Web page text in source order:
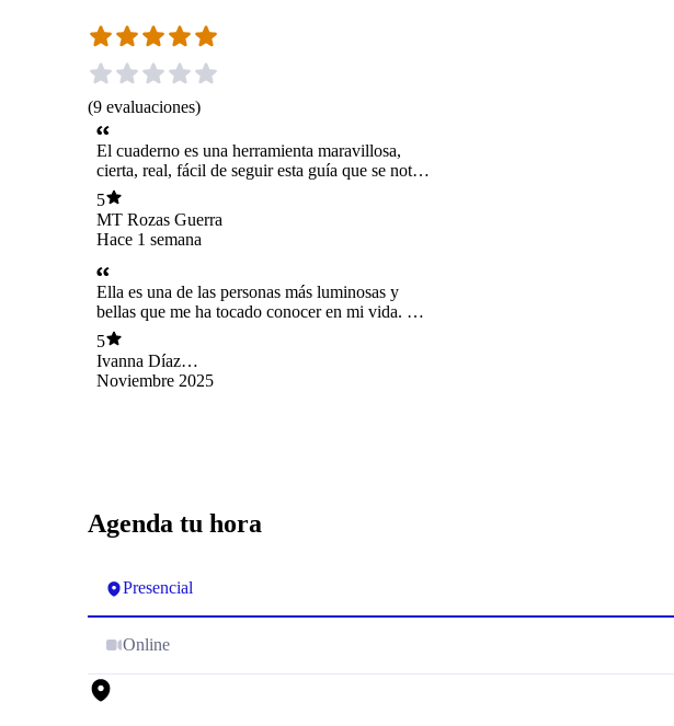
(9 evaluaciones)
El cuaderno es una herramienta maravillosa,
cierta, real, fácil de seguir esta guía que se nota
fue realizada con dedicación, conocimiento y
amor.
5
MT Rozas Guerra
Hace 1 semana
Ella es una de las personas más luminosas y
bellas que me ha tocado conocer en mi vida. La
mejor ❤️
5
Ivanna Díaz
Johnson
Noviembre 2025
Agenda tu hora
Presencial
Online